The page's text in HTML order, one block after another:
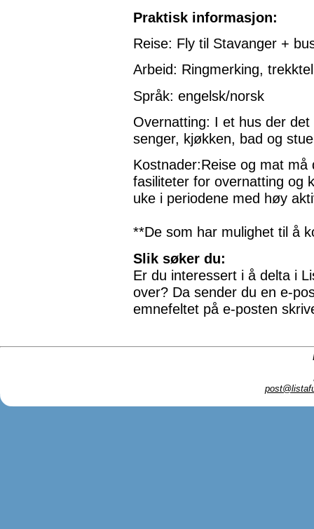
Praktisk informasjon:
Reise: Fly til Stavanger +
Arbeid: Ringmerking,
Språk: engelsk/norsk
Overnatting: I et hus der
senger, kjøkken, bad og
Kostnader:Reise og mat må
fasiliteter for overnatting og
uke i periodene med høy
**De som har mulighet til å
Slik søker du:
Er du interessert i å delta i
over? Da sender du en e-
emnefeltet på e-posten